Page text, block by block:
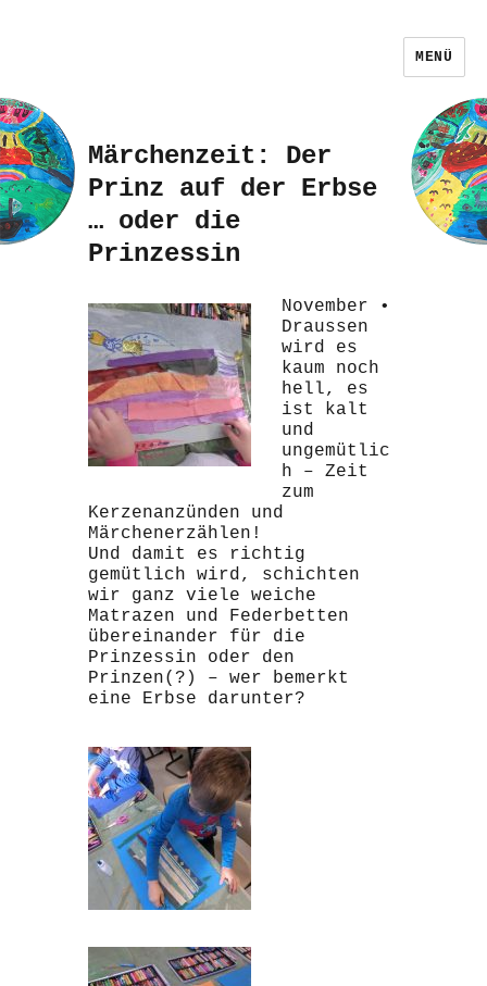
MENÜ
Märchenzeit: Der
Prinz auf der Erbse
… oder die
Prinzessin
November •
Draussen
wird es
kaum noch
hell, es
ist kalt
und
ungemütlic
h – Zeit
zum
Kerzenanzünden und
Märchenerzählen!
Und damit es richtig
gemütlich wird, schichten
wir ganz viele weiche
Matrazen und Federbetten
übereinander für die
Prinzessin oder den
Prinzen(?) – wer bemerkt
eine Erbse darunter?